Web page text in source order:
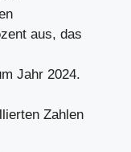
aus, das
Jahr 2024.
Zahlen